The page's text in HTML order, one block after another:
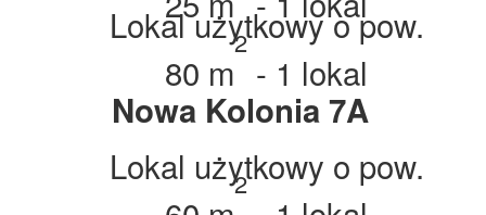
Lokal użytkowy o pow.
2 - 1 lokal
Nowa Kolonia 7A
Lokal użytkowy o pow.
2 - 1 lokal